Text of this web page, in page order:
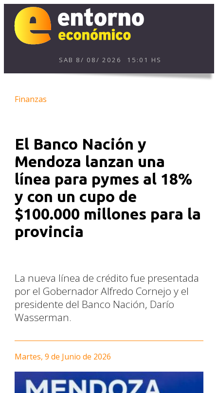
SAB 8/ 08/ 2026 15:01 HS
Finanzas
El Banco Nación y
Mendoza lanzan una
línea para pymes al 18%
y con un cupo de
$100.000 millones para la
provincia
La nueva línea de crédito fue presentada
por el Gobernador Alfredo Cornejo y el
presidente del Banco Nación, Darío
Wasserman.
Martes, 9 de Junio de 2026